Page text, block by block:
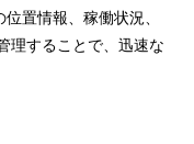
置情報、稼働状況、
理することで、迅速な